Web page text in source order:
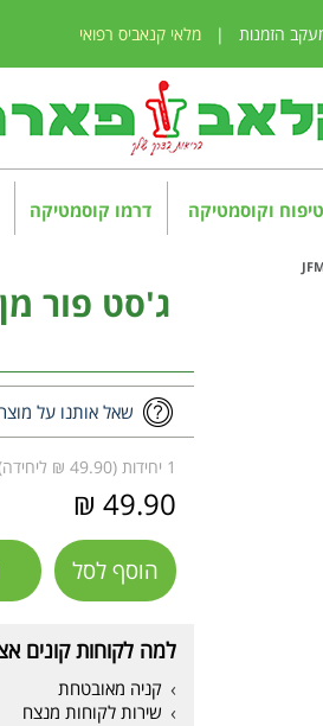
הזמנות | מלאי קנאביס רפואי
טיפוח וקוסמטיקה דרמו קוסמטיקה
ג'סט פור
שאל אותנו על
1 יחידות (49.90 ₪ ליחידה)
49.90 ₪
הוסף לסל
למה לקוחות קונים
קניה מאובטחת
שירות לקוחות מנצח